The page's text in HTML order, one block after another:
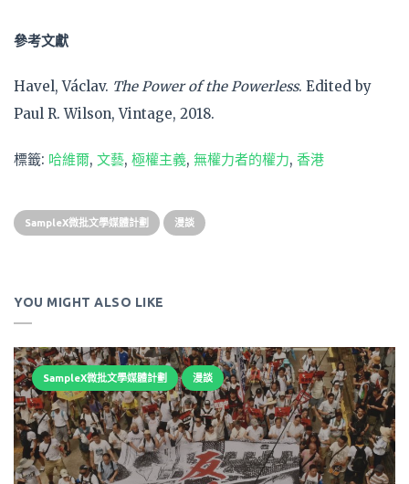
參考文獻
Havel, Václav. The Power of the Powerless. Edited by
Paul R. Wilson, Vintage, 2018.
標籤: 哈維爾, 文藝, 極權主義, 無權力者的權力, 香港
SampleX微批文學媒體計劃 漫談
YOU MIGHT ALSO LIKE
SampleX微批文學媒體計劃 漫談